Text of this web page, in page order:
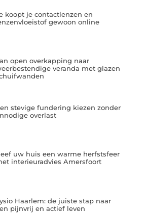
koopt je contactlenzen en
gewoon online
open overkapping naar
veranda met glazen
stevige fundering kiezen zonder
overlast
uw huis een warme herfstsfeer
interieuradvies Amersfoort
Haarlem: de juiste stap naar
pijnvrij en actief leven